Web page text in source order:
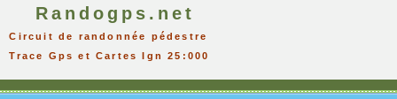
Randogps.net
Circuit de randonnée pédestre
Trace Gps et Cartes Ign 25:000